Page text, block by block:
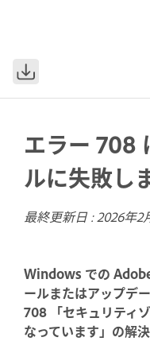
エラー 708
ルに失敗し
最終更新日 :2026年2
Windows での
ールまたはアップデ
708 「セキュリティ
なっています」の解